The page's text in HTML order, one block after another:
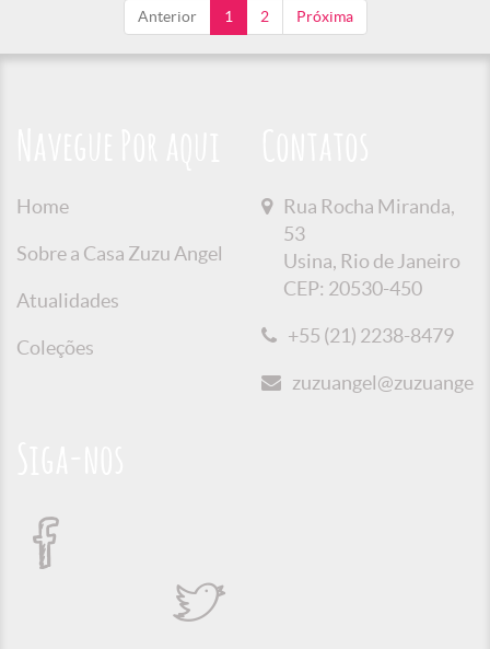
Anterior 1 2 Próxima
Home
Sobre a Casa Zuzu Angel
Atualidades
Coleções
Rua Rocha Miranda,
53
Usina, Rio de Janeiro
CEP: 20530-450
+55 (21) 2238-8479